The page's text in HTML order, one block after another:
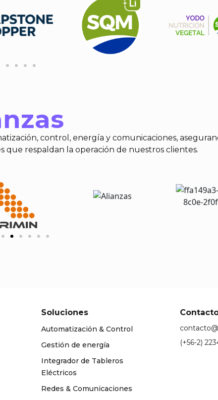
control, energía y comunicaciones,
que respaldan la operación de nuestros clientes.
Soluciones
Automatización & Control
Gestión de energía
Integrador de Tableros
Eléctricos
Redes & Comunicaciones
(+56-2)